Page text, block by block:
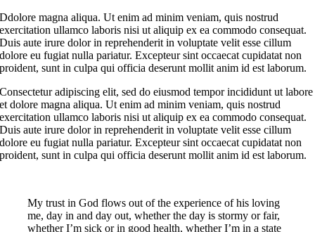
Ddolore magna aliqua. Ut enim ad minim veniam, quis nostrud
exercitation ullamco laboris nisi ut aliquip ex ea commodo consequat.
Duis aute irure dolor in reprehenderit in voluptate velit esse cillum
dolore eu fugiat nulla pariatur. Excepteur sint occaecat cupidatat non
proident, sunt in culpa qui officia deserunt mollit anim id est laborum.
Consectetur adipiscing elit, sed do eiusmod tempor incididunt ut labore
et dolore magna aliqua. Ut enim ad minim veniam, quis nostrud
exercitation ullamco laboris nisi ut aliquip ex ea commodo consequat.
Duis aute irure dolor in reprehenderit in voluptate velit esse cillum
dolore eu fugiat nulla pariatur. Excepteur sint occaecat cupidatat non
proident, sunt in culpa qui officia deserunt mollit anim id est laborum.
My trust in God flows out of the experience of his loving
me, day in and day out, whether the day is stormy or fair,
whether I’m sick or in good health, whether I’m in a state